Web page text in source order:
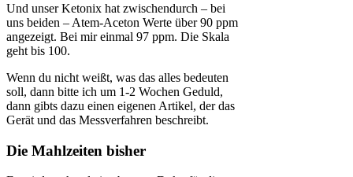
Und unser Ketonix hat zwischendurch – bei
uns beiden – Atem-Aceton Werte über 90 ppm
angezeigt. Bei mir einmal 97 ppm. Die Skala
geht bis 100.
Wenn du nicht weißt, was das alles bedeuten
soll, dann bitte ich um 1-2 Wochen Geduld,
dann gibts dazu einen eigenen Artikel, der das
Gerät und das Messverfahren beschreibt.
Die Mahlzeiten bisher